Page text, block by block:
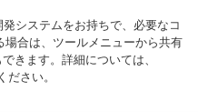
システムをお持ちで、必要なコ
合は、ツールメニューから共有
きます。詳細については、
さい。